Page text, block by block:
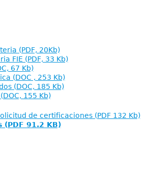
(PDF, 20Kb)
FIE (PDF, 33 Kb)
67 Kb)
(DOC , 253 Kb)
(DOC, 185 Kb)
155 Kb)
de certificaciones (PDF 132 Kb)
91.2 KB)